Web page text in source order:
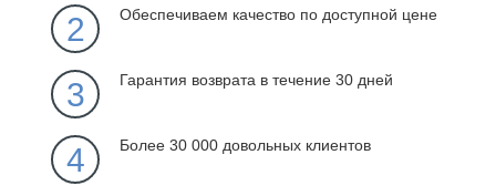
2 Обеспечиваем качество по доступной цене
3 Гарантия возврата в течение 30 дней
4 Более 30 000 довольных клиентов